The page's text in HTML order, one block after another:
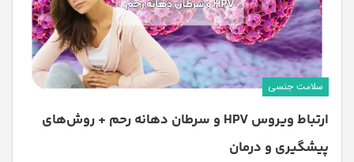
سلامت جنسی
ارتباط ویروس HPV و سرطان دهانه رحم + روش‌های
پیشگیری و درمان